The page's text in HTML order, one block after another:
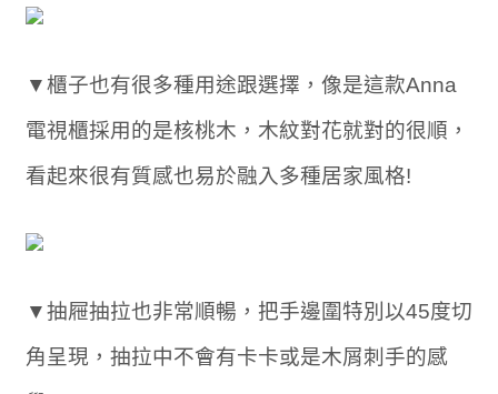
▼櫃子也有很多種用途跟選擇，像是這款Anna
電視櫃採用的是核桃木，木紋對花就對的很順，
看起來很有質感也易於融入多種居家風格!
▼抽屜抽拉也非常順暢，把手邊圍特別以45度切
角呈現，抽拉中不會有卡卡或是木屑刺手的感